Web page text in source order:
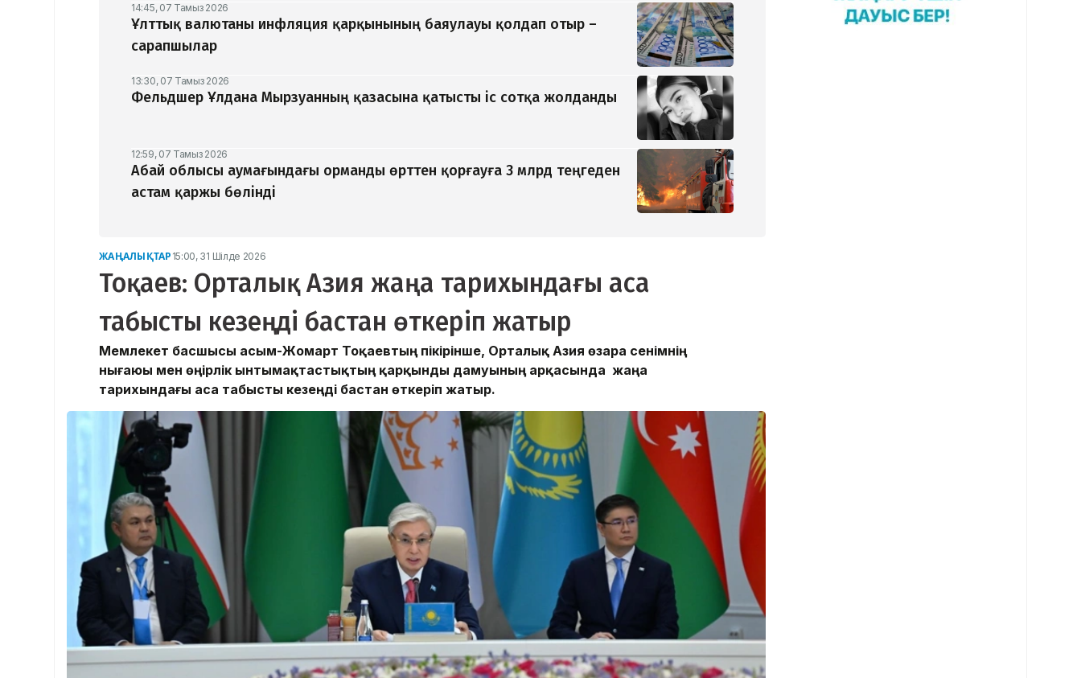
14:45, 07 Тамыз 2026
Ұлттық валютаны инфляция қарқынының баяулауы қолдап отыр –
сарапшылар
13:30, 07 Тамыз 2026
Фельдшер Ұлдана Мырзуанның қазасына қатысты іс сотқа жолданды
12:59, 07 Тамыз 2026
Абай облысы аумағындағы орманды өрттен қорғауға 3 млрд теңгеден
астам қаржы бөлінді
ЖАҢАЛЫҚТАР 15:00, 31 Шілде 2026
Тоқаев: Орталық Азия жаңа тарихындағы аса
табысты кезеңді бастан өткеріп жатыр
Мемлекет басшысы Қасым-Жомарт Тоқаевтың пікірінше, Орталық Азия өзара сенімнің
нығаюы мен өңірлік ынтымақтастықтың қарқынды дамуының арқасында жаңа
тарихындағы аса табысты кезеңді бастан өткеріп жатыр.